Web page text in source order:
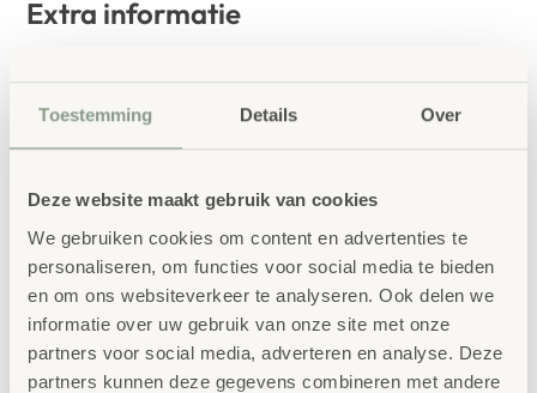
Toestemming Details Over
Deze website maakt gebruik van cookies
We gebruiken cookies om content en advertenties te
personaliseren, om functies voor social media te bieden
en om ons websiteverkeer te analyseren. Ook delen we
informatie over uw gebruik van onze site met onze
partners voor social media, adverteren en analyse. Deze
partners kunnen deze gegevens combineren met andere
Extra informatie
Gerelateerde
producten